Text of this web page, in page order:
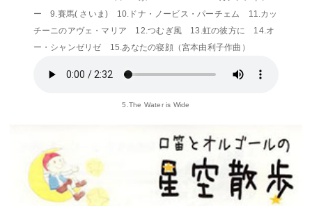
ー 9.賽馬( さいま) 10.ドナ・ノービス・パーチェム 11.カッ
チーニのアヴェ・マリア 12.つむぎ風 13.虹の彼方に 14.オ
ー・シャンゼリゼ 15.あなたの寝顔（宮本由利子作曲）
5.The Water is Wide